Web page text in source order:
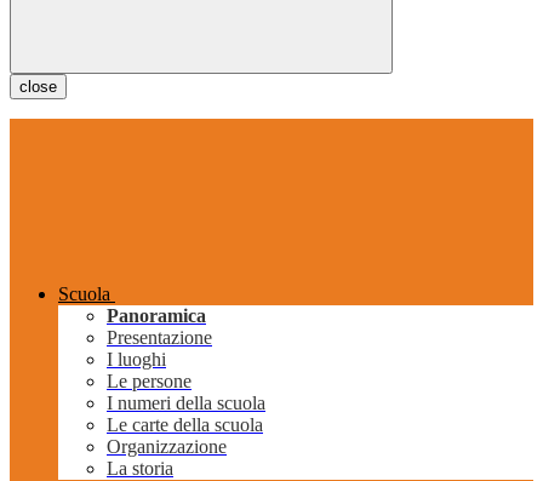
close
Scuola
Panoramica
Presentazione
I luoghi
Le persone
I numeri della scuola
Le carte della scuola
Organizzazione
La storia